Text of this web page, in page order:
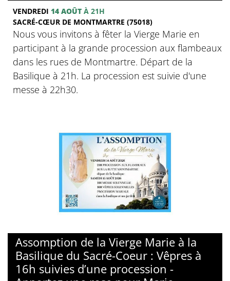
VENDREDI 14 AOÛT À 21H
SACRÉ-CŒUR DE MONTMARTRE (75018)
Nous vous invitons à fêter la Vierge Marie en
participant à la grande procession aux flambeaux
dans les rues de Montmartre. Départ de la
Basilique à 21h. La procession est suivie d'une
messe à 22h30.
Assomption de la Vierge Marie à la
Basilique du Sacré-Coeur : Vêpres à
16h suivies d’une procession -